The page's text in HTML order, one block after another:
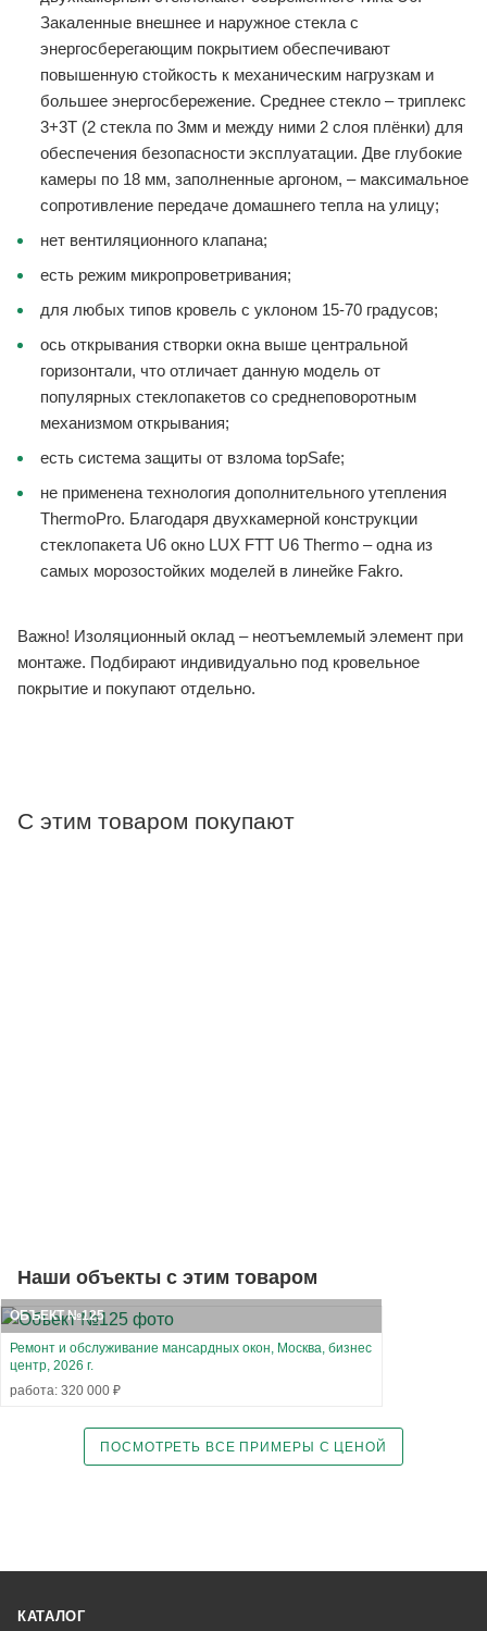
Закаленные внешнее и наружное стекла с
энергосберегающим покрытием обеспечивают
повышенную стойкость к механическим нагрузкам и
большее энергосбережение. Среднее стекло – триплекс
3+3Т (2 стекла по 3мм и между ними 2 слоя плёнки) для
обеспечения безопасности эксплуатации. Две глубокие
камеры по 18 мм, заполненные аргоном, – максимальное
сопротивление передаче домашнего тепла на улицу;
нет вентиляционного клапана;
есть режим микропроветривания;
для любых типов кровель с уклоном 15-70 градусов;
ось открывания створки окна выше центральной
горизонтали, что отличает данную модель от
популярных стеклопакетов со среднеповоротным
механизмом открывания;
есть система защиты от взлома topSafe;
не применена технология дополнительного утепления
ThermoPro. Благодаря двухкамерной конструкции
стеклопакета U6 окно LUX FTT U6 Thermo – одна из
самых морозостойких моделей в линейке Fakro.
Важно! Изоляционный оклад – неотъемлемый элемент при
монтаже. Подбирают индивидуально под кровельное
покрытие и покупают отдельно.
С этим товаром покупают
Наши объекты с этим товаром
ОБЪЕКТ №125
Ремонт и обслуживание мансардных окон, Москва, бизнес
центр, 2026 г.
работа: 320 000 ₽
ПОСМОТРЕТЬ ВСЕ ПРИМЕРЫ С ЦЕНОЙ
КАТАЛОГ